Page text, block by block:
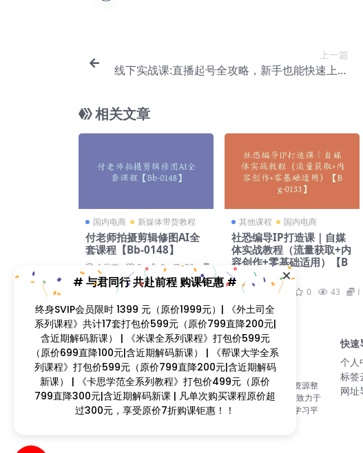
上一篇
线下实战课:直播起号全攻略，新手也能快速上手
相关文章
国内电商 新媒体带货教程
付老师拍摄剪辑修图AI全
套课程【Bb-0148】
4 月前 0 0 92 139
其他课程 国内电商
社恐编导IP打造课｜自媒
体实战教程（流量获取+内
容创作+零基础适用）【B
g-0133】
4 周前 0 43 89
找课程网（www.zhaokecheng.vip）是国内首家视频课程资源整
合平台，自2015年开设以来，历经九年风雨历程；本站长期致力于
为广大的学习爱好者提供优质的视频课程资源，打造一站式学习平
快速
个人
标签
网址
# 与君同行 共赴前程 购课钜惠 #
终身SVIP会员限时 1399 元（原价1999元）| 《外土司全
系列课程》共计17套打包价599元（原价799直降200元|
含近期解码新课） | 《米课全系列课程》打包价599元
（原价699直降100元|含近期解码新课） | 《帮课大学全系
列课程》打包价599元（原价799直降200元|含近期解码
新课） | 《卡思学范全系列教程》打包价499元（原价
799直降300元|含近期解码新课 | 凡单次购买课程原价超
过300元，享受原价7折购课钜惠！！